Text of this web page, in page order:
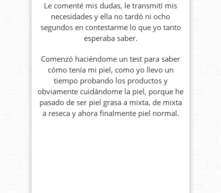
Le comenté mis dudas, le transmití mis
necesidades y ella no tardó ni ocho
segundos en contestarme lo que yo tanto
esperaba saber.
Comenzó haciéndome un test para saber
cómo tenía mi piel, como yo llevo un
tiempo probando los productos y
obviamente cuidándome la piel, porque he
pasado de ser piel grasa a mixta, de mixta
a reseca y ahora finalmente piel normal.